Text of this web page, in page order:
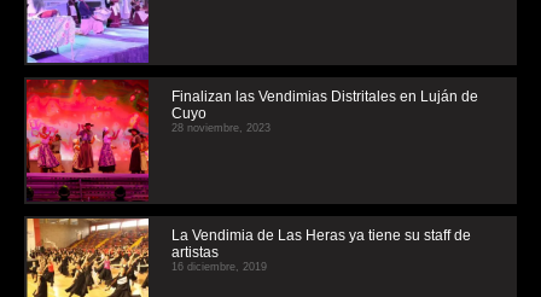
Finalizan las Vendimias Distritales en Luján de
Cuyo
28 noviembre, 2023
La Vendimia de Las Heras ya tiene su staff de
artistas
16 diciembre, 2019